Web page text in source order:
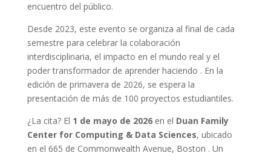
encuentro del público.
Desde 2023, este evento se organiza al final de cada
semestre para celebrar la colaboración
interdisciplinaria, el impacto en el mundo real y el
poder transformador de aprender haciendo . En la
edición de primavera de 2026, se espera la
presentación de más de 100 proyectos estudiantiles.
¿La cita? El 1 de mayo de 2026en el Duan Family
Center for Computing & Data Sciences, ubicado
en el 665 de Commonwealth Avenue, Boston . Un